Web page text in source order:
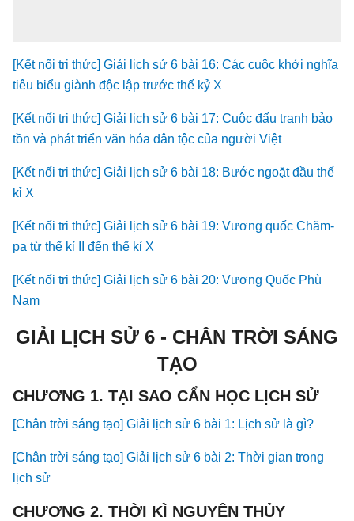
[Kết nối tri thức] Giải lịch sử 6 bài 16: Các cuộc khởi nghĩa
tiêu biểu giành độc lập trước thế kỷ X
[Kết nối tri thức] Giải lịch sử 6 bài 17: Cuộc đấu tranh bảo
tồn và phát triển văn hóa dân tộc của người Việt
[Kết nối tri thức] Giải lịch sử 6 bài 18: Bước ngoặt đầu thế
kỉ X
[Kết nối tri thức] Giải lịch sử 6 bài 19: Vương quốc Chăm-
pa từ thế kỉ II đến thế kỉ X
[Kết nối tri thức] Giải lịch sử 6 bài 20: Vương Quốc Phù
Nam
GIẢI LỊCH SỬ 6 - CHÂN TRỜI SÁNG
TẠO
CHƯƠNG 1. TẠI SAO CẨN HỌC LỊCH SỬ
[Chân trời sáng tạo] Giải lịch sử 6 bài 1: Lịch sử là gì?
[Chân trời sáng tạo] Giải lịch sử 6 bài 2: Thời gian trong
lịch sử
CHƯƠNG 2. THỜI KÌ NGUYÊN THỦY